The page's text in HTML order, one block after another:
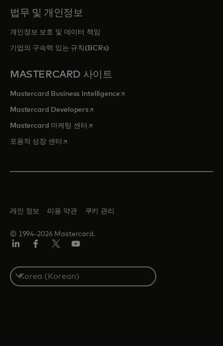
법무 및 개인정보
개인정보 보호 및 데이터 책임
기업의 구속력 있는 규칙(BCRs)
MASTERCARD 사이트
Mastercard Business Intelligence새 탭에서 열림
Mastercard Developers새 탭에서 열림
Mastercard 마케팅 센터 새 탭에서 열림
포용적 성장 센터 새 탭에서 열림
© 1994-2026 Mastercard.
개인 정보 이용 약관 쿠키 관리
S
e
In
ook
터/
X
브